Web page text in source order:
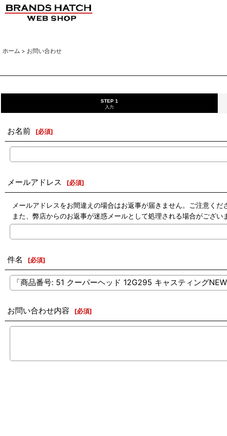
ホーム > お問い合わせ
STEP 1
入力
お名前 [必須]
メールアドレス [必須]
メールアドレスをお間違えの場合はお返事が届きません。ご注意くだ
また、弊店からのお返事が迷惑メールとして処理される場合がござい
件名 [必須]
お問い合わせ内容 [必須]